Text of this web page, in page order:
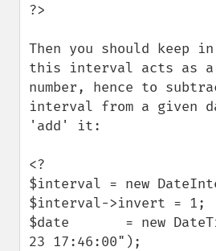
?>
Then you should keep
this interval acts as a
number, hence to
interval from a given
'add' it:
<?
$interval = new
$interval->invert = 1;
$date       = new
23 17:46:00");